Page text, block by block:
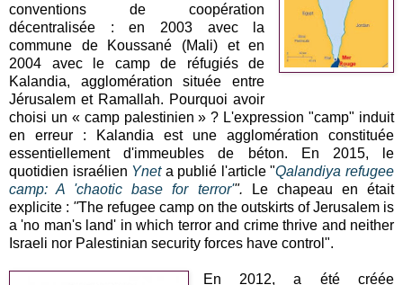
conventions de coopération
décentralisée : en 2003 avec la
commune de Koussané (Mali) et en
2004 avec le camp de réfugiés de
Kalandia, agglomération située entre
Jérusalem et Ramallah. Pourquoi avoir
choisi un « camp palestinien » ? L'expression "camp" induit
en erreur : Kalandia est une agglomération constituée
essentiellement d'immeubles de béton. En 2015, le
quotidien israélien Yneta publié l'article "Qalandiya refugee
camp: A 'chaotic base for terror'".
Le chapeau en était
explicite : "The refugee camp on the outskirts of Jerusalem is
a 'no man's land' in which terror and crime thrive and neither
Israeli nor Palestinian security forces have control".
En 2012, a été créée